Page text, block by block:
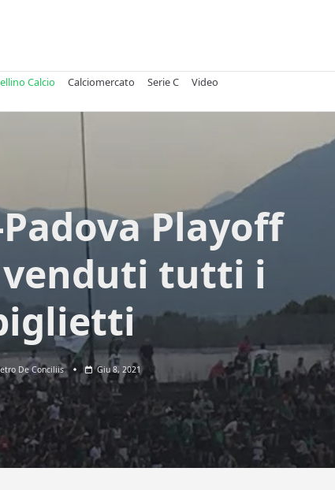
Calcio Calciomercato Serie C
Video
Playoff
venduti tutti i
De Conciliis Giu 8, 2021